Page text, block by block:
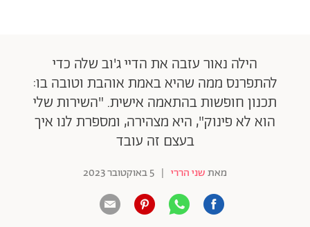
הילה נאור עזבה את הדיי ג'וב שלה כדי
להתפרנס ממה שהיא באמת אוהבת וטובה בו:
תכנון חופשות בהתאמה אישית. "השירות שלי
הוא לא פינוק", היא מצהירה, ומספרת לנו איך
בעצם זה עובד
מאתשני הררי | 5 באוקטובר 2023